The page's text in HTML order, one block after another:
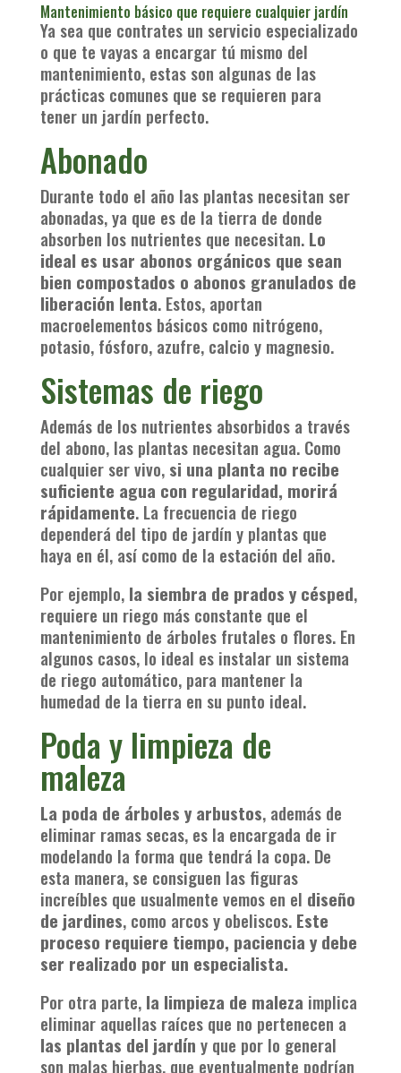
Mantenimiento básico que requiere cualquier jardín
Ya sea que contrates un servicio especializado
o que te vayas a encargar tú mismo del
mantenimiento, estas son algunas de las
prácticas comunes que se requieren para
tener un jardín perfecto.
Abonado
Durante todo el año las plantas necesitan ser
abonadas, ya que es de la tierra de donde
absorben los nutrientes que necesitan. Lo
ideal es usar abonos orgánicos que sean
bien compostados o abonos granulados de
liberación lenta. Estos, aportan
macroelementos básicos como nitrógeno,
potasio, fósforo, azufre, calcio y magnesio.
Sistemas de riego
Además de los nutrientes absorbidos a través
del abono, las plantas necesitan agua. Como
cualquier ser vivo, si una planta no recibe
suficiente agua con regularidad, morirá
rápidamente. La frecuencia de riego
dependerá del tipo de jardín y plantas que
haya en él, así como de la estación del año.
Por ejemplo, la siembra de prados y césped,
requiere un riego más constante que el
mantenimiento de árboles frutales o flores. En
algunos casos, lo ideal es instalar un sistema
de riego automático, para mantener la
humedad de la tierra en su punto ideal.
Poda y limpieza de
maleza
La poda de árboles y arbustos, además de
eliminar ramas secas, es la encargada de ir
modelando la forma que tendrá la copa. De
esta manera, se consiguen las figuras
increíbles que usualmente vemos en el diseño
de jardines, como arcos y obeliscos. Este
proceso requiere tiempo, paciencia y debe
ser realizado por un especialista.
Por otra parte, la limpieza de maleza implica
eliminar aquellas raíces que no pertenecen a
las plantas del jardín y que por lo general
son malas hierbas, que eventualmente podrían